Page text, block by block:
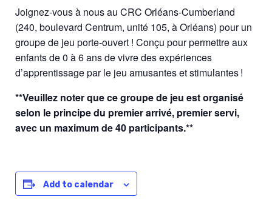
Joignez-vous à nous au CRC Orléans-Cumberland
(240, boulevard Centrum, unité 105, à Orléans) pour un
groupe de jeu porte-ouvert ! Conçu pour permettre aux
enfants de 0 à 6 ans de vivre des expériences
d’apprentissage par le jeu amusantes et stimulantes !
**Veuillez noter que ce groupe de jeu est organisé
selon le principe du premier arrivé, premier servi,
avec un maximum de 40 participants.**
Add to calendar